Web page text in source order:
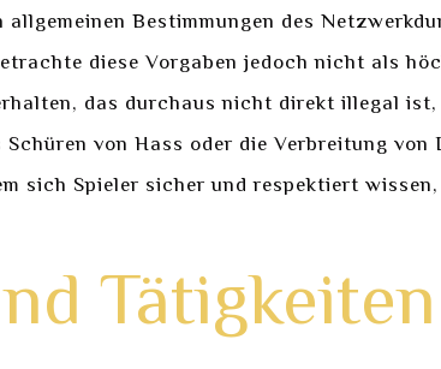
Bestimmungen des
diese Vorgaben jedoch nicht als
das durchaus nicht direkt illegal ist,
von Hass oder die Verbreitung von
sich Spieler sicher und respektiert
Tätigkeiten